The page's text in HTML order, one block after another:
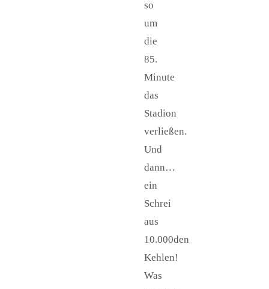
so
um
die
85.
Minute
das
Stadion
verließen.
Und
dann…
ein
Schrei
aus
10.000den
Kehlen!
Was